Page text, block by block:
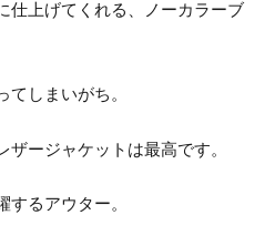
仕上げてくれる、ノーカラーブ
しまいがち。
ージャケットは最高です。
るアウター。